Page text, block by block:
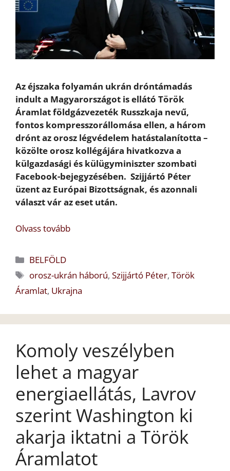
Az éjszaka folyamán ukrán dróntámadás
indult a Magyarországot is ellátó Török
Áramlat földgázvezeték Russzkaja nevű,
fontos kompresszorállomása ellen, a három
drónt az orosz légvédelem hatástalanította –
közölte orosz kollégájára hivatkozva a
külgazdasági és külügyminiszter szombati
Facebook-bejegyzésében. Szijjártó Péter
üzent az Európai Bizottságnak, és azonnali
választ vár az eset után.
Olvass tovább
Kategória
BELFÖLD
Címkék
orosz-ukrán háború,Szijjártó Péter,Török
Áramlat, Ukrajna
Komoly veszélyben
lehet a magyar
energiaellátás, Lavrov
szerint Washington ki
akarja iktatni a Török
Áramlatot